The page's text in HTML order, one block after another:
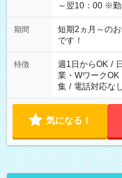
～翌10：00 ※勤務時
みたい」 「しっ
い」など ご希望に
の方の場合は1
仕事に慣れてからの夜勤
必要な場合も遠
期間
短期2ヵ月～の
です！
特徴 週1日からOK /
業・WワークOK
集 / 電話対応なし
気になる！